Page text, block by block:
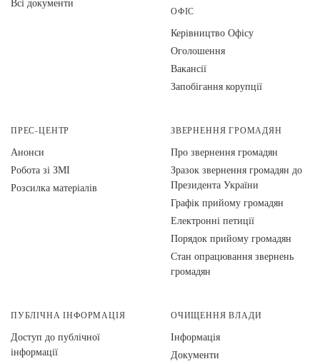
ОФІС
Керівництво Офісу
Оголошення
Вакансії
Запобігання корупції
ПРЕС-ЦЕНТР
Анонси
Робота зі ЗМІ
Розсилка матеріалів
ЗВЕРНЕННЯ ГРОМАДЯН
Про звернення громадян
Зразок звернення громадян до
Президента України
Графік прийому громадян
Електронні петиції
Порядок прийому громадян
Стан опрацювання звернень
громадян
ПУБЛІЧНА ІНФОРМАЦІЯ
Доступ до публічної
інформації
ОЧИЩЕННЯ ВЛАДИ
Інформація
Документи